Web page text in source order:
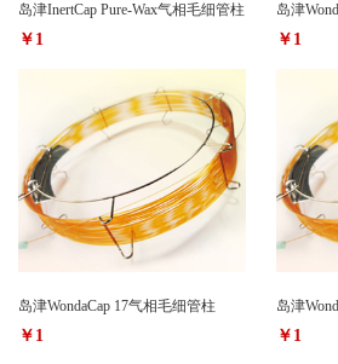
岛津InertCap Pure-Wax气相毛细管柱
￥1
岛津
￥1
岛津WondaCap 17气相毛细管柱
￥1
岛津
￥1